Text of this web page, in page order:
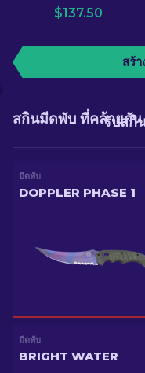
$137.50
สร้
รับสกิ
สกินมีดพับ ที่คล้ายกัน
มีดพับ
DOPPLER PHASE 1
มีดพับ
BRIGHT WATER